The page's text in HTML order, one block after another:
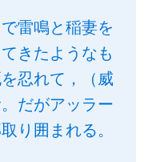
雷鳴と稲妻を
きたようなも
忍れて，（威
だがアッラー
り囲まれる。